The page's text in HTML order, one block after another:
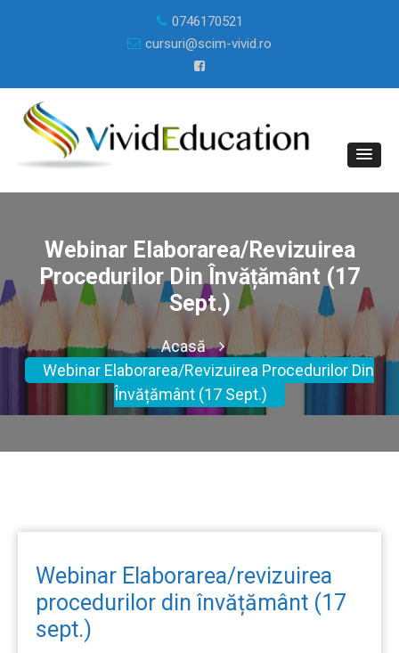
0746170521
cursuri@scim-vivid.ro
Webinar Elaborarea/revizuirea
Procedurilor Din Învățământ (17
Sept.)
Acasă
Webinar Elaborarea/revizuirea Procedurilor Din
Învățământ (17 Sept.)
Webinar Elaborarea/revizuirea
procedurilor din învățământ (17
sept.)